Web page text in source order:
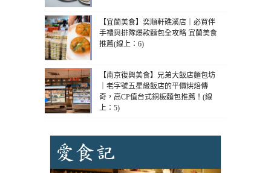
【宜蘭美食】奕順軒礁溪店｜必買伴
手禮與排隊爆款麵包全攻略 宜蘭美食
推薦(線上：6)
【南京復興美食】兄弟大飯店麵包坊
｜老字號五星級飯店的平價烘焙傳
奇，高CP值台式銅板麵包推薦！(線
上：5)